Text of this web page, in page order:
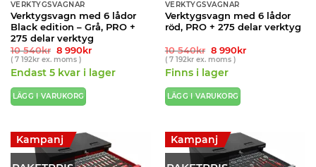
VERKTYGSVAGNAR
Verktygsvagn med 6 lådor
Black edition – Grå, PRO +
275 delar verktyg
10 540kr Det
ursprungliga
priset
var:
540kr.
8 990krDet
priset
är:
( 7 192krex. moms )
Endast 5 kvar i lager
LÄGG I VARUKORG
VERKTYGSVAGNAR
Verktygsvagn med 6 lådor
röd, PRO + 275 delar verktyg
10 540kr Det
ursprungliga
priset
var:
540kr.
8 990krDet
( 7 192krex. moms )
Finns i lager
LÄGG I VARUKORG
Kampanj Kampanj